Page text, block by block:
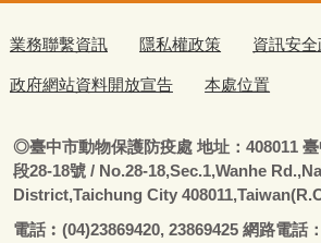
業務聯繫資訊 隱私權政策 資訊安
政府網站資料開放宣告 本處位置
◎臺中市動物保護防疫處地址：408011 臺
段28-18號 / No.28-18,Sec.1,Wanhe
District,Taichung City
電話︰ (04)23869420, 23869425 網路電話